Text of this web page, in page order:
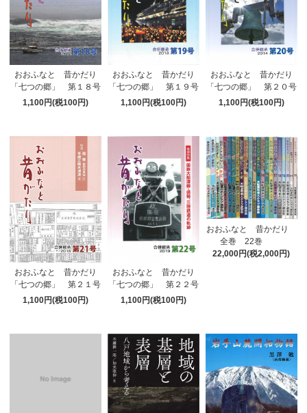
おおふなと 昔かだり
「七つの郷」 第１８号
1,100円(税100円)
おおふなと 昔かだり
「七つの郷」 第１９号
1,100円(税100円)
おおふなと 昔かだり
「七つの郷」 第２０号
1,100円(税100円)
おおふなと 昔かだり
「七つの郷」 第２１号
1,100円(税100円)
おおふなと 昔かだり
「七つの郷」 第２２号
1,100円(税100円)
おおふなと 昔かだり
全巻 22巻
22,000円(税2,000円)